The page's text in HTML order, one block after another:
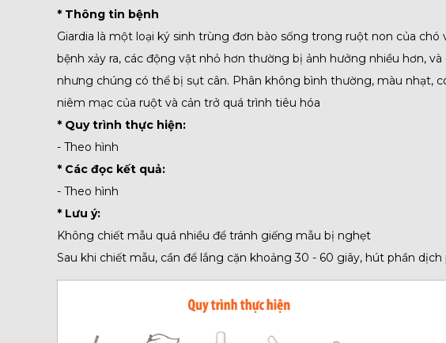
* Thông tin bệnh
Giardia là một loại ký sinh trùng đơn bào sống trong ruột non của
bệnh xảy ra, các động vật nhỏ hơn thường bị ảnh hưởng nhiều hơn,
nhưng chúng có thể bị sụt cân. Phân không bình thường, màu nhạt,
niêm mạc của ruột và cản trở quá trình tiêu hóa
* Quy trình thực hiện:
- Theo hình
* Các đọc kết quả:
- Theo hình
* Lưu ý:
Không chiết mẫu quá nhiều để tránh giếng mẫu bị nghẹt
Sau khi chiết mẫu, cần để lắng cặn khoảng 30 - 60 giây, hút phần